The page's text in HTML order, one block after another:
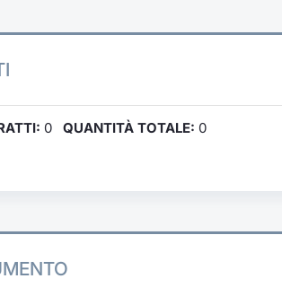
0 QUANTITÀ TOTALE: 0